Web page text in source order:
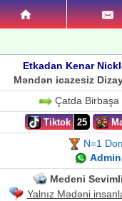
Etkadan Kenar
Məndən icazesiz
Çatda Birbaşa
Tiktok 25
N=1
Medeni
Yalnız Mədəni